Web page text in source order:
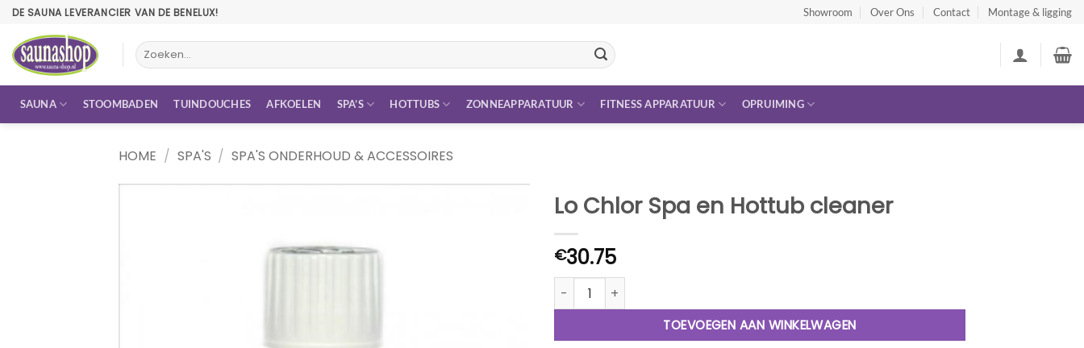
Ga
inhoud
DE SAUNA LEVERANCIER VAN DE BENELUX! Showroom Over Ons Contact Montage & ligging
Zoeken
naar:
SAUNA STOOMBADEN TUINDOUCHES AFKOELEN SPA’S HOTTUBS ZONNEAPPARATUUR FITNESS APPARATUUR OPRUIMING
HOME / SPA'S / SPA'S ONDERHOUD & ACCESSOIRES
Lo Chlor Spa en Hottub cleaner
€30.75
Lo Chlor Spa en Hottub cleaner aantal
TOEVOEGEN AAN WINKELWAGEN